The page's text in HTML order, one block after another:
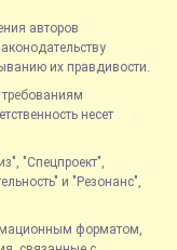
авторов
их правдивости.
требованиям
несет
"Спецпроект",
и "Резонанс",
форматом,